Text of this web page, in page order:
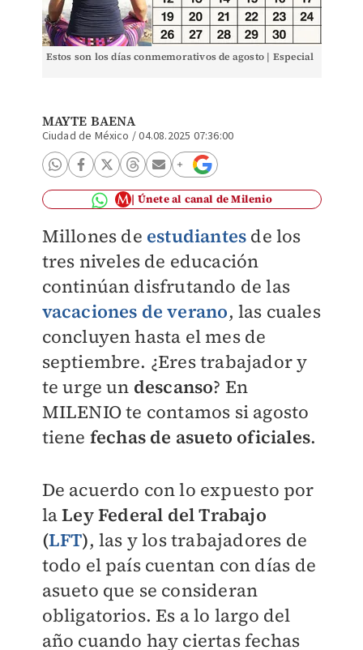
Estos son los días conmemorativos de agosto | Especial
MAYTE BAENA
Ciudad de México /04.08.2025 07:36:00
Únete al canal de Milenio
Millones de estudiantes de los
tres niveles de educación
continúan disfrutando de las
vacaciones de verano, las cuales
concluyen hasta el mes de
septiembre. ¿Eres trabajador y
te urge un descanso? En
MILENIOte contamos si agosto
tiene fechas de asueto oficiales.
De acuerdo con lo expuesto por
laLey Federal del Trabajo
(LFT), las y los trabajadores de
todo el país cuentan con días de
asueto que se consideran
obligatorios. Es a lo largo del
año cuando hay ciertas fechas